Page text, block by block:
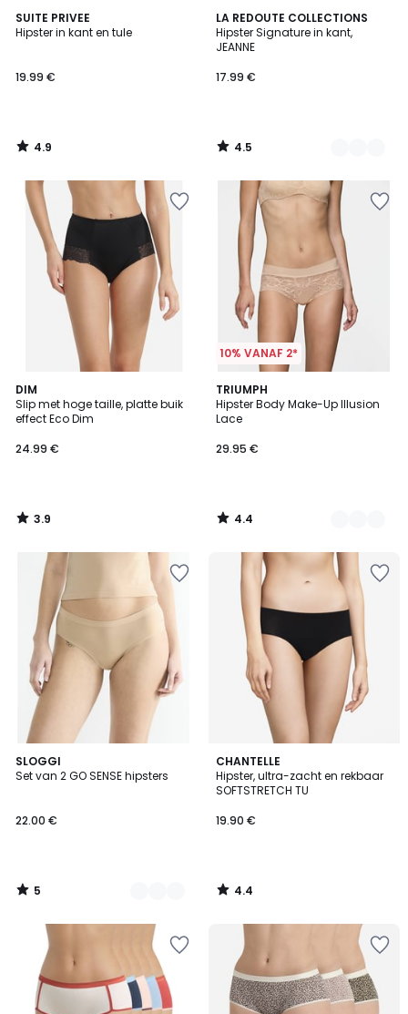
SUITE PRIVEE
Hipster in kant en tule
19.99 €
4.9
/ 5
4.9
/
LA REDOUTE COLLECTIONS
Hipster Signature in kant,
JEANNE
17.99 €
4.5
/ 5
2
Kleuren
4.5
/
DIM
Slip met hoge taille, platte buik
effect Eco Dim
24.99 €
3.9
/ 5
3.9
/
10% VANAF 2*
TRIUMPH
Hipster Body Make-Up Illusion
Lace
29.95 €
4.4
/ 5
2
Kleuren
4.4
/
SLOGGI
Set van 2 GO SENSE hipsters
22.00 €
5
/
3
Kleuren
5
/
CHANTELLE
Hipster, ultra-zacht en rekbaar
SOFTSTRETCH TU
19.90 €
4.4
/ 5
4.4
/